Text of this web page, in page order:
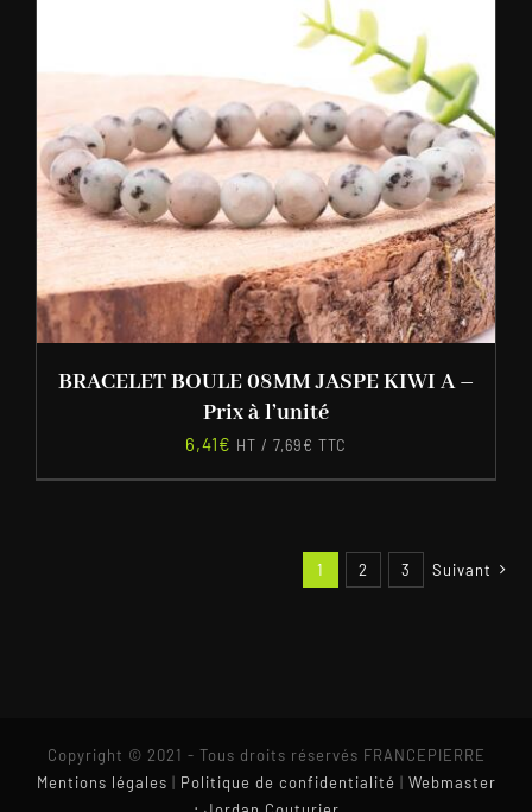
BRACELET BOULE 08MM JASPE KIWI A –
Prix à l’unité
6,41€ HT / 7,69€ TTC
1 2 3 Suivant
Copyright © 2021 - Tous droits réservés FRANCEPIERRE
Mentions légales | Politique de confidentialité | Webmaster